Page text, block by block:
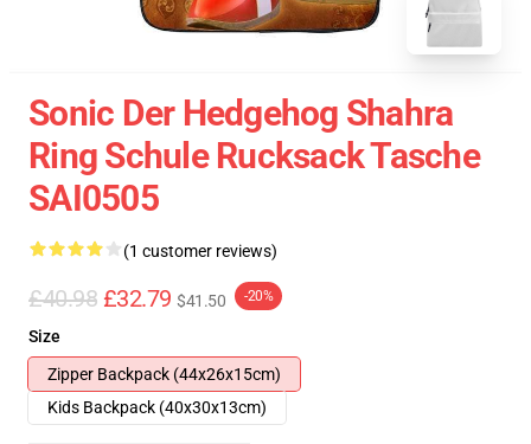
Sonic Der Hedgehog Shahra
Ring Schule Rucksack Tasche
SAI0505
(1 customer reviews)
£40.98 £32.79 $41.50 -20%
Size
Zipper Backpack (44x26x15cm)
Kids Backpack (40x30x13cm)